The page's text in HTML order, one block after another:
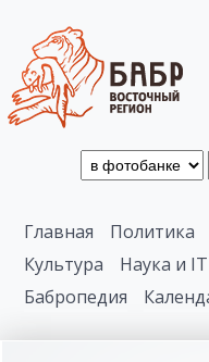
Главная Политика
Культура
Наука и IT
Бабропедия